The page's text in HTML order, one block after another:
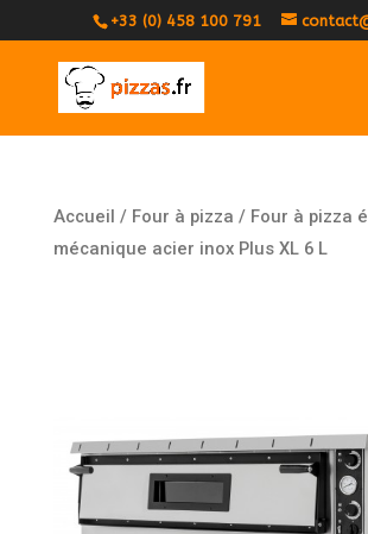
+33 (0) 458 100 791
Accueil / Four à pizza / Four à pizza
mécanique acier inox Plus XL 6 L